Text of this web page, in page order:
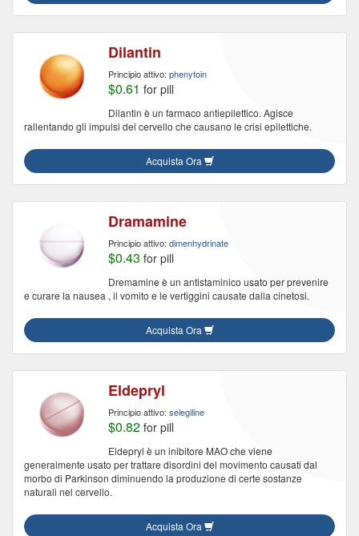
Dilantin
Principio attivo: phenytoin
$0.61 for pill
Dilantin è un farmaco antiepilettico. Agisce
rallentando gli impulsi del cervello che causano le crisi epilettiche.
Acquista Ora
Dramamine
Principio attivo: dimenhydrinate
$0.43 for pill
Dremamine è un antistaminico usato per prevenire
e curare la nausea , il vomito e le vertiggini causate dalla cinetosi.
Acquista Ora
Eldepryl
Principio attivo: selegiline
$0.82 for pill
Eldepryl è un inibitore MAO che viene
generalmente usato per trattare disordini del movimento causati dal
morbo di Parkinson diminuendo la produzione di certe sostanze
naturali nel cervello.
Acquista Ora